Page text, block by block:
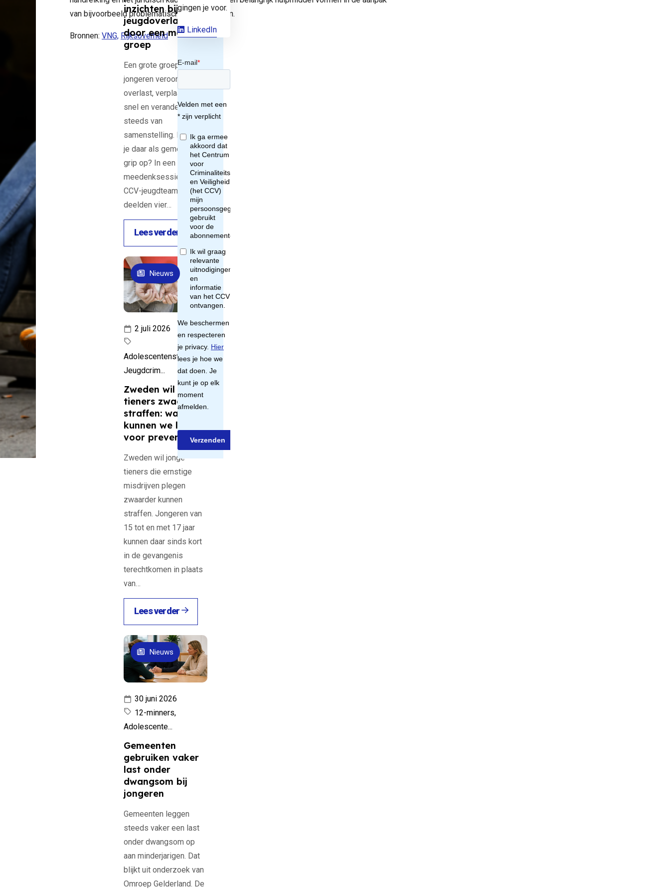
met
wel en
ten
van de
en orde
van bijvoorbeeld problematische jeugdgroepen.
Bronnen: VNG, Rijksoverheid
inzichten bij
jeugdoverlast
door een mobiele
groep
Een grote groep
jongeren veroorzaakt
overlast, verplaatst zich
snel en verandert
steeds van
samenstelling. Hoe krijg
je daar als gemeente
grip op? In een
meedenksessie van het
CCV-jeugdteam
deelden vier…
Lees verder
Zweden wil jonge
tieners zwaarder
straffen: wat
kunnen we leren
voor preventie?
Zweden wil jonge
tieners die ernstige
misdrijven plegen
zwaarder kunnen
straffen. Jongeren van
15 tot en met 17 jaar
kunnen daar sinds kort
in de gevangenis
terechtkomen in plaats
van…
2 juli 2026
Adolescentenstrafrecht,
Jeugdcrim...
Lees verder
Nieuws
Gemeenten
gebruiken vaker
last onder
dwangsom bij
jongeren
Gemeenten leggen
steeds vaker een last
onder dwangsom op
aan minderjarigen. Dat
blijkt uit onderzoek van
Omroep Gelderland. De
30 juni 2026
12-minners,
Adolescente...
Nieuws
gingen je voor.
LinkedIn